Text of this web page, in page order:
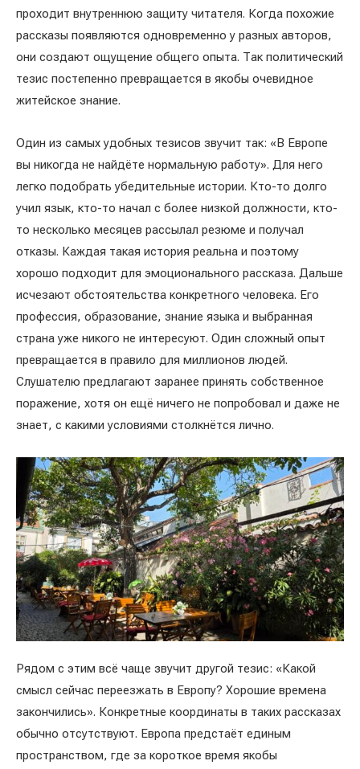
проходит внутреннюю защиту читателя. Когда похожие
рассказы появляются одновременно у разных авторов,
они создают ощущение общего опыта. Так политический
тезис постепенно превращается в якобы очевидное
житейское знание.
Один из самых удобных тезисов звучит так: «В Европе
вы никогда не найдёте нормальную работу». Для него
легко подобрать убедительные истории. Кто-то долго
учил язык, кто-то начал с более низкой должности, кто-
то несколько месяцев рассылал резюме и получал
отказы. Каждая такая история реальна и поэтому
хорошо подходит для эмоционального рассказа. Дальше
исчезают обстоятельства конкретного человека. Его
профессия, образование, знание языка и выбранная
страна уже никого не интересуют. Один сложный опыт
превращается в правило для миллионов людей.
Слушателю предлагают заранее принять собственное
поражение, хотя он ещё ничего не попробовал и даже не
знает, с какими условиями столкнётся лично.
Рядом с этим всё чаще звучит другой тезис: «Какой
смысл сейчас переезжать в Европу? Хорошие времена
закончились». Конкретные координаты в таких рассказах
обычно отсутствуют. Европа предстаёт единым
пространством, где за короткое время якобы